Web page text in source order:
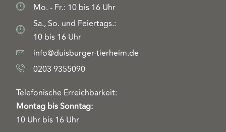
Mo. - Fr.: 10 bis 16 Uhr
Sa., So. und Feiertags.:
10 bis 16 Uhr
info@duisburger-tierheim.de
0203 9355090
Telefonische Erreichbarkeit:
Montag bis Sonntag:
10 Uhr bis 16 Uhr